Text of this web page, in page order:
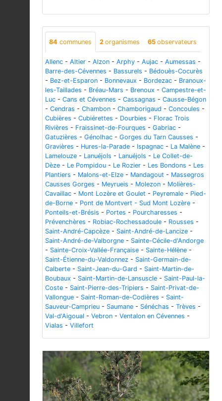
84 communes 2 organismes 65 observateurs
Allenc - Altier - Alzon - Arphy - Aujac - Aumessas -
Barre-des-Cévennes - Bassurels - Bédouès-Cocurès
- Bez-et-Esparon - Bonnevaux - Bordezac - Branoux-
les-Taillades - Bréau-Mars - Brenoux - Campestre-et-
Luc - Cans et Cévennes - Cassagnas - Causse-Bégon
- Cendras - Chambon - Chamborigaud - Concoules -
Cubières - Cubiérettes - Dourbies - Florac Trois
Rivières - Fraissinet-de-Fourques - Gabriac -
Gatuzières - Génolhac - Gorges du Tarn Causses -
Gravières - Hures-la-Parade - Ispagnac - La Malène -
Lamelouze - Lanuéjols - Lanuéjols - Le Collet-de-
Dèze - Le Pompidou - Le Rozier - Les Bondons - Les
Plantiers - Malons-et-Elze - Mandagout - Massegros
Causses Gorges - Meyrueis - Molezon - Molières-
Cavaillac - Mont Lozère et Goulet - Peyremale - Pied-
de-Borne - Pont de Montvert - Sud Mont Lozère -
Ponteils-et-Brésis - Portes - Pourcharesses -
Prévenchères - Robiac-Rochessadoule - Rousses -
Saint-André-Capcèze - Saint-André-de-Lancize -
Saint-André-de-Valborgne - Sainte-Cécile-d'Andorge
- Sainte-Croix-Vallée-Française - Sainte-Hélène -
Saint-Étienne-du-Valdonnez - Saint-Germain-de-
Calberte - Saint-Jean-du-Gard - Saint-Martin-de-
Boubaux - Saint-Martin-de-Lansuscle - Saint-Paul-la-
Coste - Saint-Pierre-des-Tripiers - Saint-Privat-de-
Vallongue - Saint-Roman-de-Codières - Saint-
Sauveur-Camprieu - Saumane - Sénéchas - Trèves -
Val-d'Aigoual - Vebron - Ventalon en Cévennes -
Vialas - Villefort